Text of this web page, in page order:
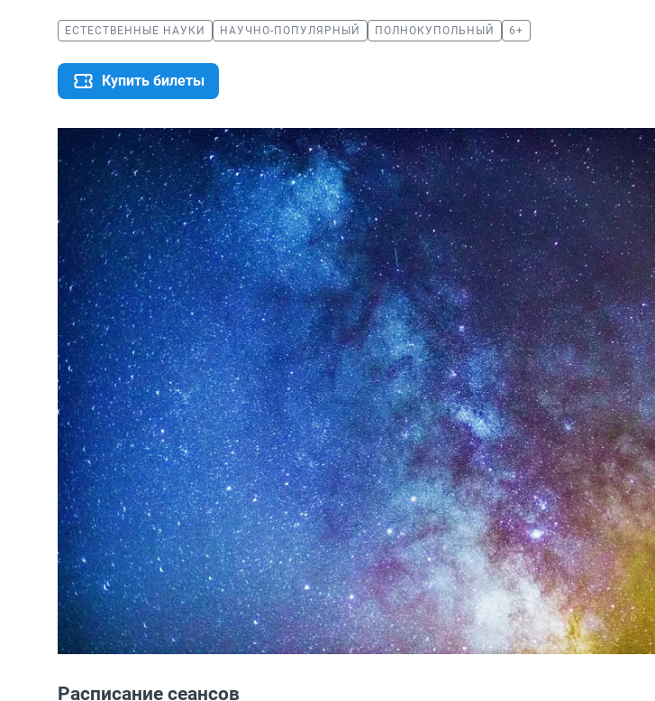
ЕСТЕСТВЕННЫЕ НАУКИ НАУЧНО-ПОПУЛЯРНЫЙ ПОЛНОКУПОЛЬНЫЙ 6+
Купить билеты
Расписание сеансов